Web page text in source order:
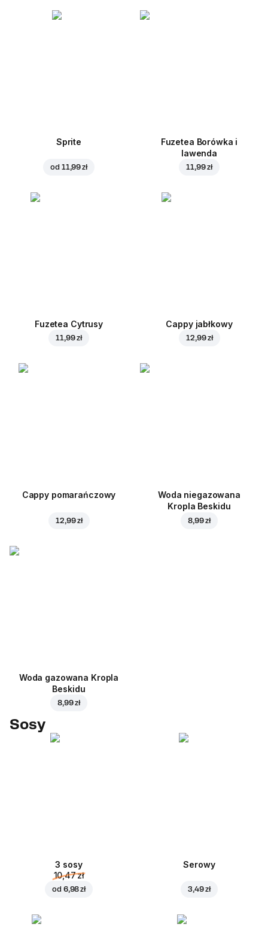
Sprite
od 11,99 zł
Fuzetea Borówka i
lawenda
11,99 zł
Fuzetea Cytrusy
11,99 zł
Cappy jabłkowy
12,99 zł
Cappy pomarańczowy
12,99 zł
Woda niegazowana
Kropla Beskidu
8,99 zł
Woda gazowana Kropla
Beskidu
8,99 zł
Sosy
3 sosy
10,47 zł
od 6,98 zł
Serowy
3,49 zł